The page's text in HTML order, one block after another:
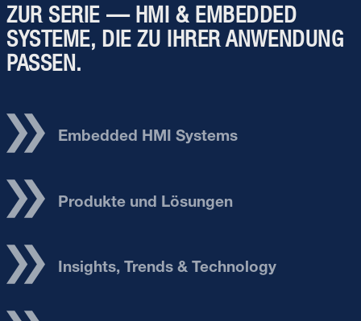
ZUR SERIE — HMI & EMBEDDED
SYSTEME, DIE ZU IHRER ANWENDUNG
PASSEN.
Embedded HMI Systems
Produkte und Lösungen
Insights, Trends & Technology